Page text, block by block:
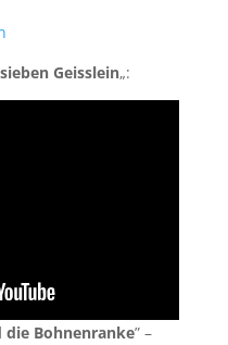
Geisslein„:
die Bohnenranke” –